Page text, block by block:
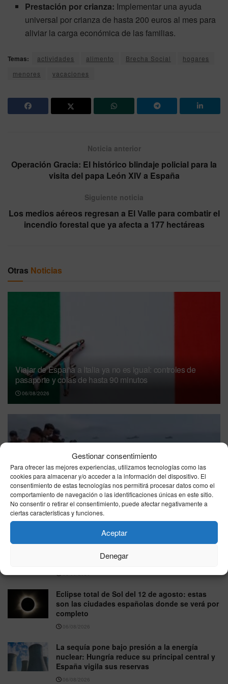
Gestionar consentimiento
Para ofrecer las mejores experiencias, utilizamos tecnologías como las
cookies para almacenar y/o acceder a la información del dispositivo. El
consentimiento de estas tecnologías nos permitirá procesar datos como el
comportamiento de navegación o las identificaciones únicas en este sitio.
No consentir o retirar el consentimiento, puede afectar negativamente a
ciertas características y funciones.
Aceptar
Denegar
Prestación por crianza: Implementar una ayuda
universal por crianza de hasta 200 euros al mes para
aliviar la carga económica de las familias.
Temas: actividades alimento Brecha Social
hogares
menores
vacaciones
Noticia anterior
Operación Gracia: El histórico blindaje policial para la
visita del papa León XIV a España
Siguiente noticia
Los medios aéreos regresan a El Valle para combatir el
incendio forestal que ya afecta a 177 hectáreas
Otras Noticias
Viajar de España a Italia ya no es igual: controles de
pasaporte y colas de hasta 90 minutos
06/08/2026
Madrid asegura que no ha recibido información sobre los
menores migrantes llegados a Ceuta
06/08/2026
llaman “el rey más guapo” mientras toma una
06/08/2026
Eclipse total de Sol del 12 de agosto: estas
son las ciudades españolas donde se verá por
completo
06/08/2026
La sequía pone bajo presión a la energía
nuclear: Hungría reduce su principal central y
España vigila sus reservas
06/08/2026